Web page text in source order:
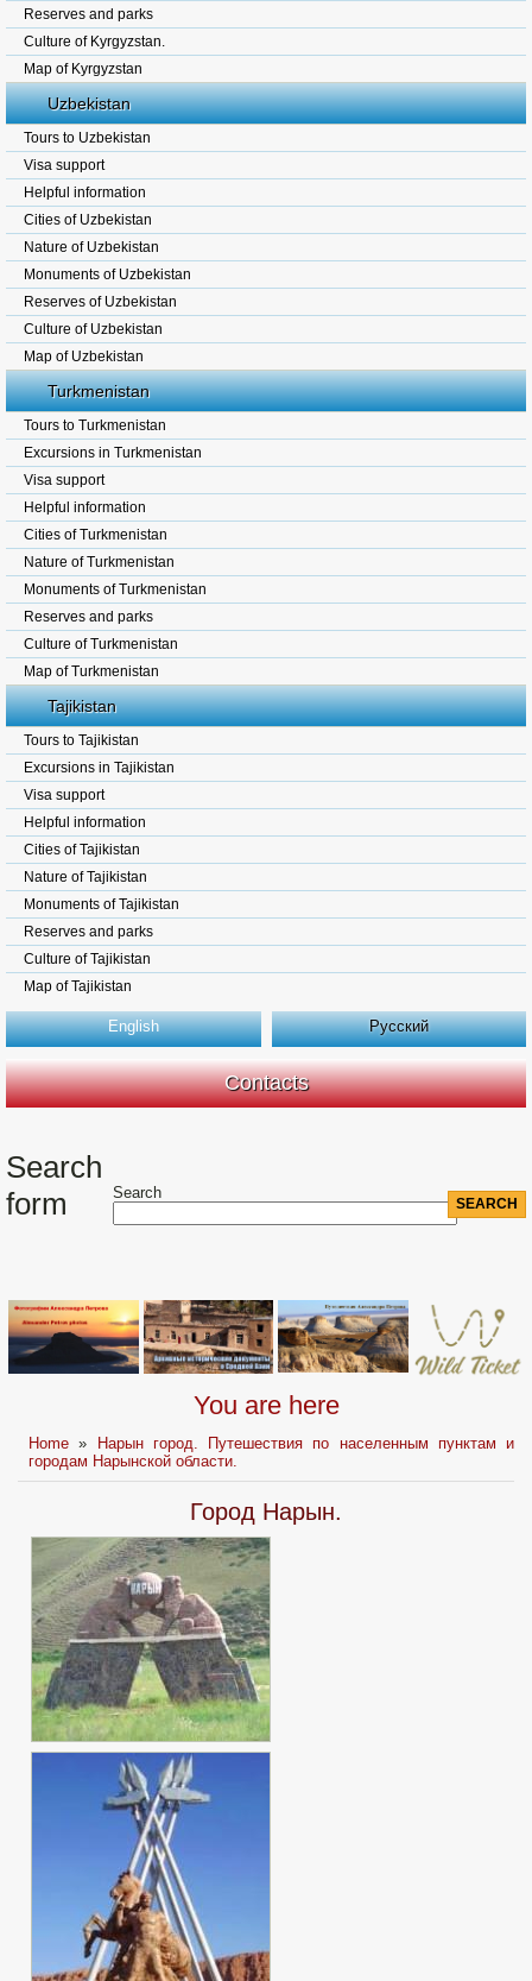
Reserves and parks
Culture of Kyrgyzstan.
Map of Kyrgyzstan
Uzbekistan
Tours to Uzbekistan
Visa support
Helpful information
Cities of Uzbekistan
Nature of Uzbekistan
Monuments of Uzbekistan
Reserves of Uzbekistan
Culture of Uzbekistan
Map of Uzbekistan
Turkmenistan
Tours to Turkmenistan
Excursions in Turkmenistan
Visa support
Helpful information
Cities of Turkmenistan
Nature of Turkmenistan
Monuments of Turkmenistan
Reserves and parks
Culture of Turkmenistan
Map of Turkmenistan
Tajikistan
Tours to Tajikistan
Excursions in Tajikistan
Visa support
Helpful information
Cities of Tajikistan
Nature of Tajikistan
Monuments of Tajikistan
Reserves and parks
Culture of Tajikistan
Map of Tajikistan
English Русский
Contacts
Search
form
Search
You are here
Home »
Нарын город. Путешествия по населенным пунктам и
городам Нарынской области.
Город Нарын.